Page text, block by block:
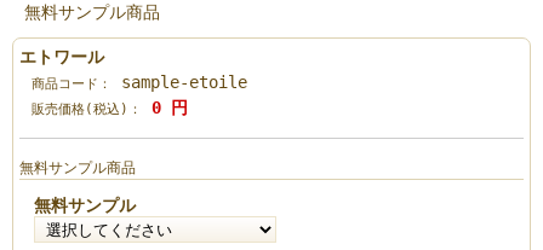
無料サンプル商品
エトワール
商品コード： sample-etoile
販売価格(税込)： 0 円
無料サンプル商品
無料サンプル